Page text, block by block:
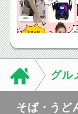
グル
そば・うど